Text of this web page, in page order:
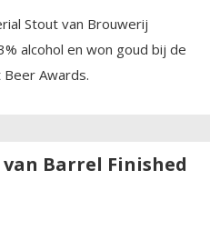
Stout van Brouwerij
alcohol en won goud bij de
Beer Awards.
Barrel Finished